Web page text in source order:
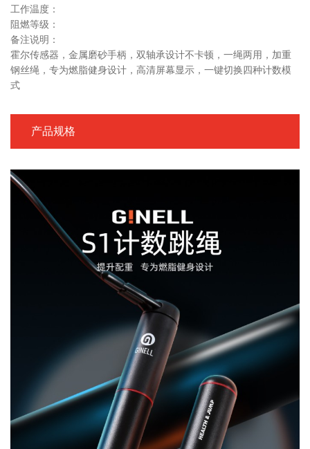
工作温度：
阻燃等级：
备注说明：
霍尔传感器，金属磨砂手柄，双轴承设计不卡顿，一绳两用，加重
钢丝绳，专为燃脂健身设计，高清屏幕显示，一键切换四种计数模
式
产品规格